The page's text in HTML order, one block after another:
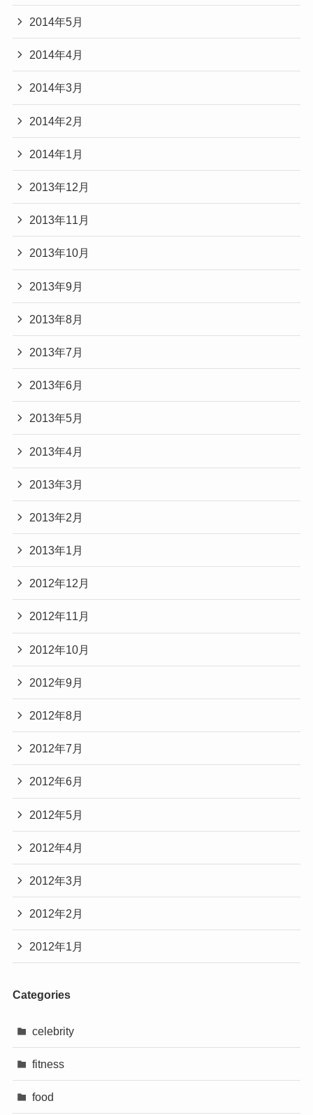
2014年5月
2014年4月
2014年3月
2014年2月
2014年1月
2013年12月
2013年11月
2013年10月
2013年9月
2013年8月
2013年7月
2013年6月
2013年5月
2013年4月
2013年3月
2013年2月
2013年1月
2012年12月
2012年11月
2012年10月
2012年9月
2012年8月
2012年7月
2012年6月
2012年5月
2012年4月
2012年3月
2012年2月
2012年1月
Categories
celebrity
fitness
food